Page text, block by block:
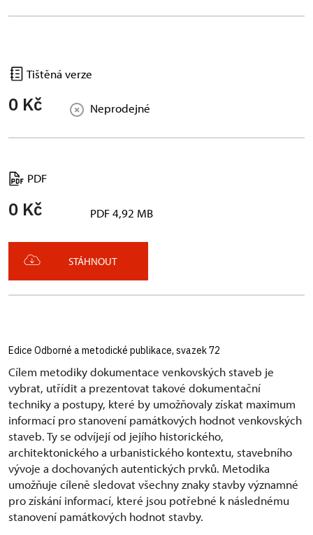
Tištěná verze
0 Kč Neprodejné
PDF
0 Kč PDF 4,92 MB
STÁHNOUT
Edice Odborné a metodické publikace, svazek 72
Cílem metodiky dokumentace venkovských staveb je
vybrat, utřídit a prezentovat takové dokumentační
techniky a postupy, které by umožňovaly získat maximum
informací pro stanovení památkových hodnot venkovských
staveb. Ty se odvíjejí od jejího historického,
architektonického a urbanistického kontextu, stavebního
vývoje a dochovaných autentických prvků. Metodika
umožňuje cíleně sledovat všechny znaky stavby významné
pro získání informací, které jsou potřebné k následnému
stanovení památkových hodnot stavby.